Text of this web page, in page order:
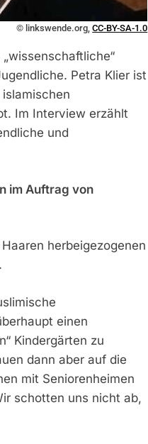
© linkswende.org,CC-BY-SA-1.0
Petra Klier ist
Im Interview erzählt
und
im Auftrag von
herbeigezogenen
einen
Kindergärten zu
dann aber auf die
mit Seniorenheimen
schotten uns nicht ab,